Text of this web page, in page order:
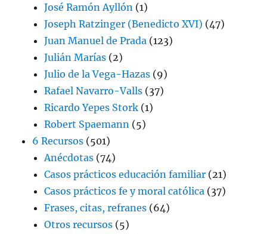
José Ramón Ayllón (1)
Joseph Ratzinger (Benedicto XVI) (47)
Juan Manuel de Prada (123)
Julián Marías (2)
Julio de la Vega-Hazas (9)
Rafael Navarro-Valls (37)
Ricardo Yepes Stork (1)
Robert Spaemann (5)
6 Recursos (501)
Anécdotas (74)
Casos prácticos educación familiar (21)
Casos prácticos fe y moral católica (37)
Frases, citas, refranes (64)
Otros recursos (5)